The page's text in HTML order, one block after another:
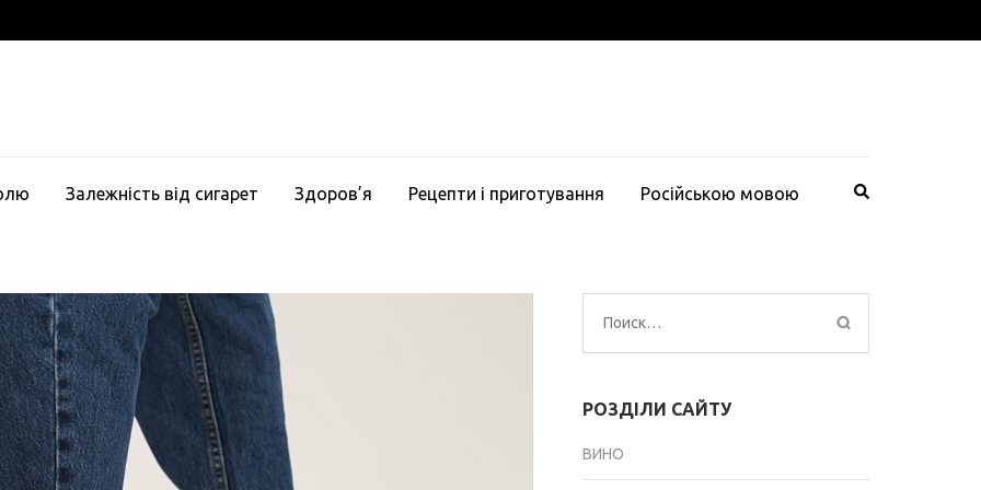
Залежність від сигарет Здоров’я Рецепти і приготування Російською мовою
Найти:
РОЗДІЛИ САЙТУ
ВИНО